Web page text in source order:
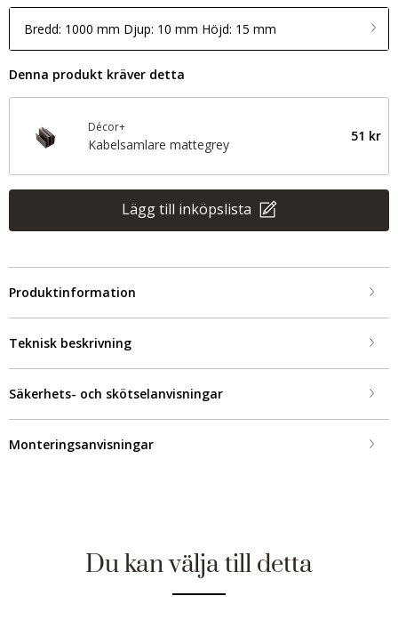
Bredd: 1000 mm Djup: 10 mm Höjd: 15 mm
Denna produkt kräver detta
Décor+
Kabelsamlare mattegrey
51 kr
Lägg till inköpslista
Produktinformation
Teknisk beskrivning
Säkerhets- och skötselanvisningar
Monteringsanvisningar
Du kan välja till detta